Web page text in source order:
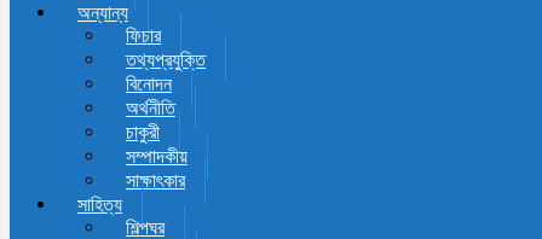
অন্যান্য
ফিচার
তথ্যপ্রযুক্তি
বিনোদন
অর্থনীতি
চাকুরী
সম্পাদকীয়
সাক্ষাৎকার
সাহিত্য
শিল্পঘর